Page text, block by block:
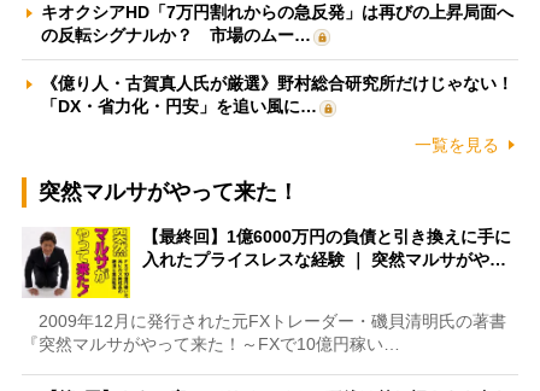
キオクシアHD「7万円割れからの急反発」は再びの上昇局面へ
の反転シグナルか？ 市場のムー…
《億り人・古賀真人氏が厳選》野村総合研究所だけじゃない！
「DX・省力化・円安」を追い風に…
一覧を見る
突然マルサがやって来た！
【最終回】1億6000万円の負債と引き換えに手に
入れたプライスレスな経験 ｜ 突然マルサがや…
2009年12月に発行された元FXトレーダー・磯貝清明氏の著書
『突然マルサがやって来た！～FXで10億円稼い…